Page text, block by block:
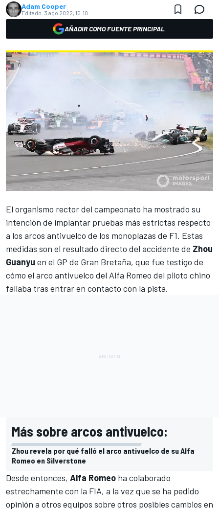
Adam Cooper
Editado: 3 ago 2022, 15:10
AÑADIR COMO FUENTE PRINCIPAL
El organismo rector del campeonato ha mostrado su
intención de implantar pruebas más estrictas respecto
a los arcos antivuelco de los monoplazas de F1. Estas
medidas son el resultado directo del accidente de Zhou
Guanyu en el GP de Gran Bretaña, que fue testigo de
cómo el arco antivuelco del Alfa Romeo del piloto chino
fallaba tras entrar en contacto con la pista.
Más sobre arcos antivuelco:
Zhou revela por qué falló el arco antivuelco de su Alfa
Romeo en Silverstone
Desde entonces, Alfa Romeo ha colaborado
estrechamente con la FIA, a la vez que se ha pedido
opinión a otros equipos sobre otros posibles cambios en